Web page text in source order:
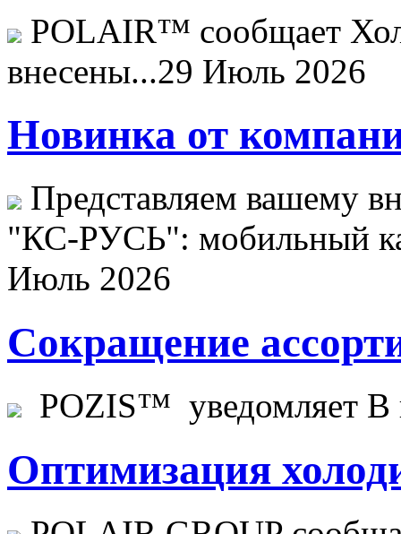
POLAIR™ сообщает
внесены...29 Июль 2026
Новинка от
Представляем вашему
"КС-РУСЬ": мобильный
Июль 2026
Сокращение
POZIS™ уведомляет В
Оптимизация